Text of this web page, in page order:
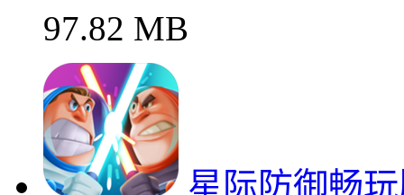
97.82 MB
星际防御畅